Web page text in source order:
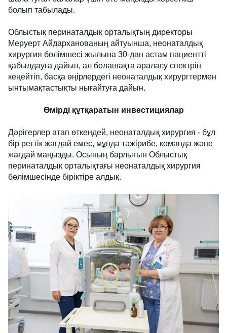
Олардың қатысуымен жүрекке 3 сәтті ота жасалды,
бала. Қазір бұл нәресте инкубаторда белсенді өсіп,
күш жинауда: оның салмағы екі есеге жуық өсті, ал
бұл шала туған балалар үшін өте маңызды
көрсеткіш болып табылады.
Облыстық перинаталдық орталықтың директоры
хирургия бөлімшесі жылына 30-дан астам пациентті
кеңейтіп, басқа өңірлердегі неонаталдық
хирургтермен ынтымақтастықты нығайтуға дайын.
Өмірді құтқаратын инвестициялар
бұл бір реттік жағдай емес, мұнда тәжірибе, команда
және жағдай маңызды. Осының барлығын Облыстық
перинаталдық орталықтағы неонаталдық хирургия
бөлімшесінде біріктіре алдық.